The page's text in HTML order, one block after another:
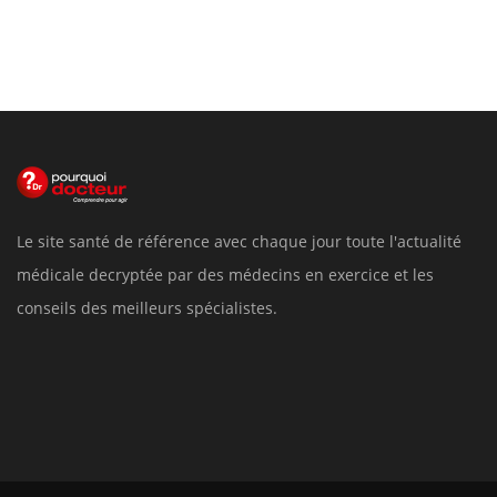
Le site santé de référence avec chaque jour toute l'actualité
médicale decryptée par des médecins en exercice et les
conseils des meilleurs spécialistes.